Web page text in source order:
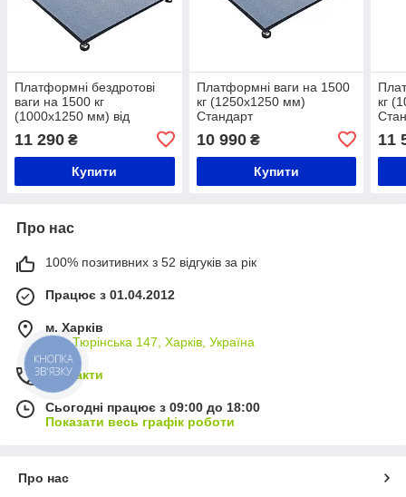
Платформні бездротові
ваги на 1500 кг
(1000х1250 мм) від
калькулятор,серія
«СТАНДАРТ»
11 290 ₴
Купити
Платформні ваги на 1500
кг (1250х1250 мм)
Стандарт
10 990₴
Купити
кг
11
Про нас
100% позитивних з 52 відгуків за рік
Працює з 01.04.2012
м. Харків
вул. Тюрінська 147, Харків, Україна
Контакти
Сьогодні працює з 09:00 до 18:00
Показати весь графік роботи
Про нас
КНОПКА
ЗВ'ЯЗКУ